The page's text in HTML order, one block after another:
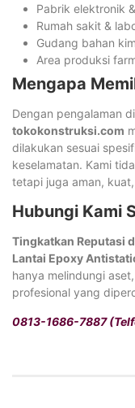
Pabrik elektronik
Rumah sakit &
Gudang bahan
Area produksi
Mengapa
Dengan pengalaman
tokokonstruksi.com
dilakukan sesuai
keselamatan. Kami
tetapi juga aman,
Hubungi Kami
Tingkatkan Reputasi
Lantai Epoxy
hanya melindungi
profesional yang
0813-1686-7887